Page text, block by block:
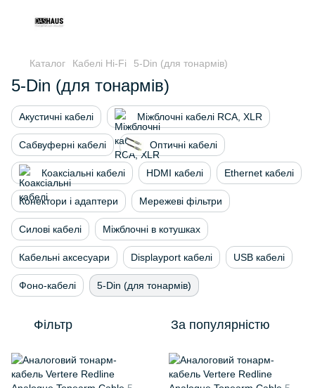
Каталог Кабелі Hi-Fi 5-Din (для тонармів)
5-Din (для тонармів)
Акустичні кабелі Міжблочні кабелі RCA, XLR
Сабвуферні кабелі Оптичні кабелі
Коаксіальні кабелі HDMI кабелі Ethernet кабелі
Конектори і адаптери Мережеві фільтри
Силові кабелі Міжблочні в котушках
Кабельні аксесуари Displayport кабелі USB кабелі
Фоно-кабелі 5-Din (для тонармів)
Фільтр За популярністю